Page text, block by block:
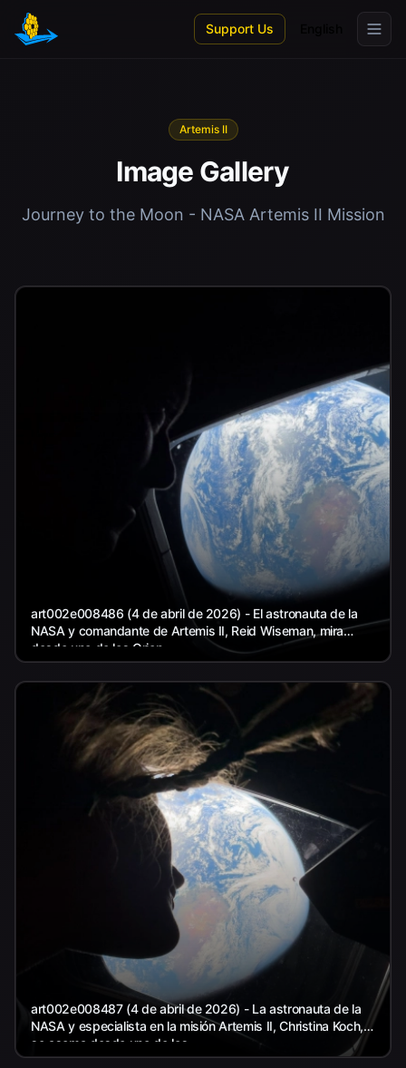
Skip to main content
Support Us
Artemis II
Image Gallery
Journey to the Moon - NASA Artemis II Mission
art002e008486 (4 de abril de 2026) - El astronauta de la
NASA y comandante de Artemis II, Reid Wiseman, mira
desde uno de los Orion...
art002e008487 (4 de abril de 2026) - La astronauta de la
NASA y especialista en la misión Artemis II, Christina Koch,
se asoma desde uno de los...